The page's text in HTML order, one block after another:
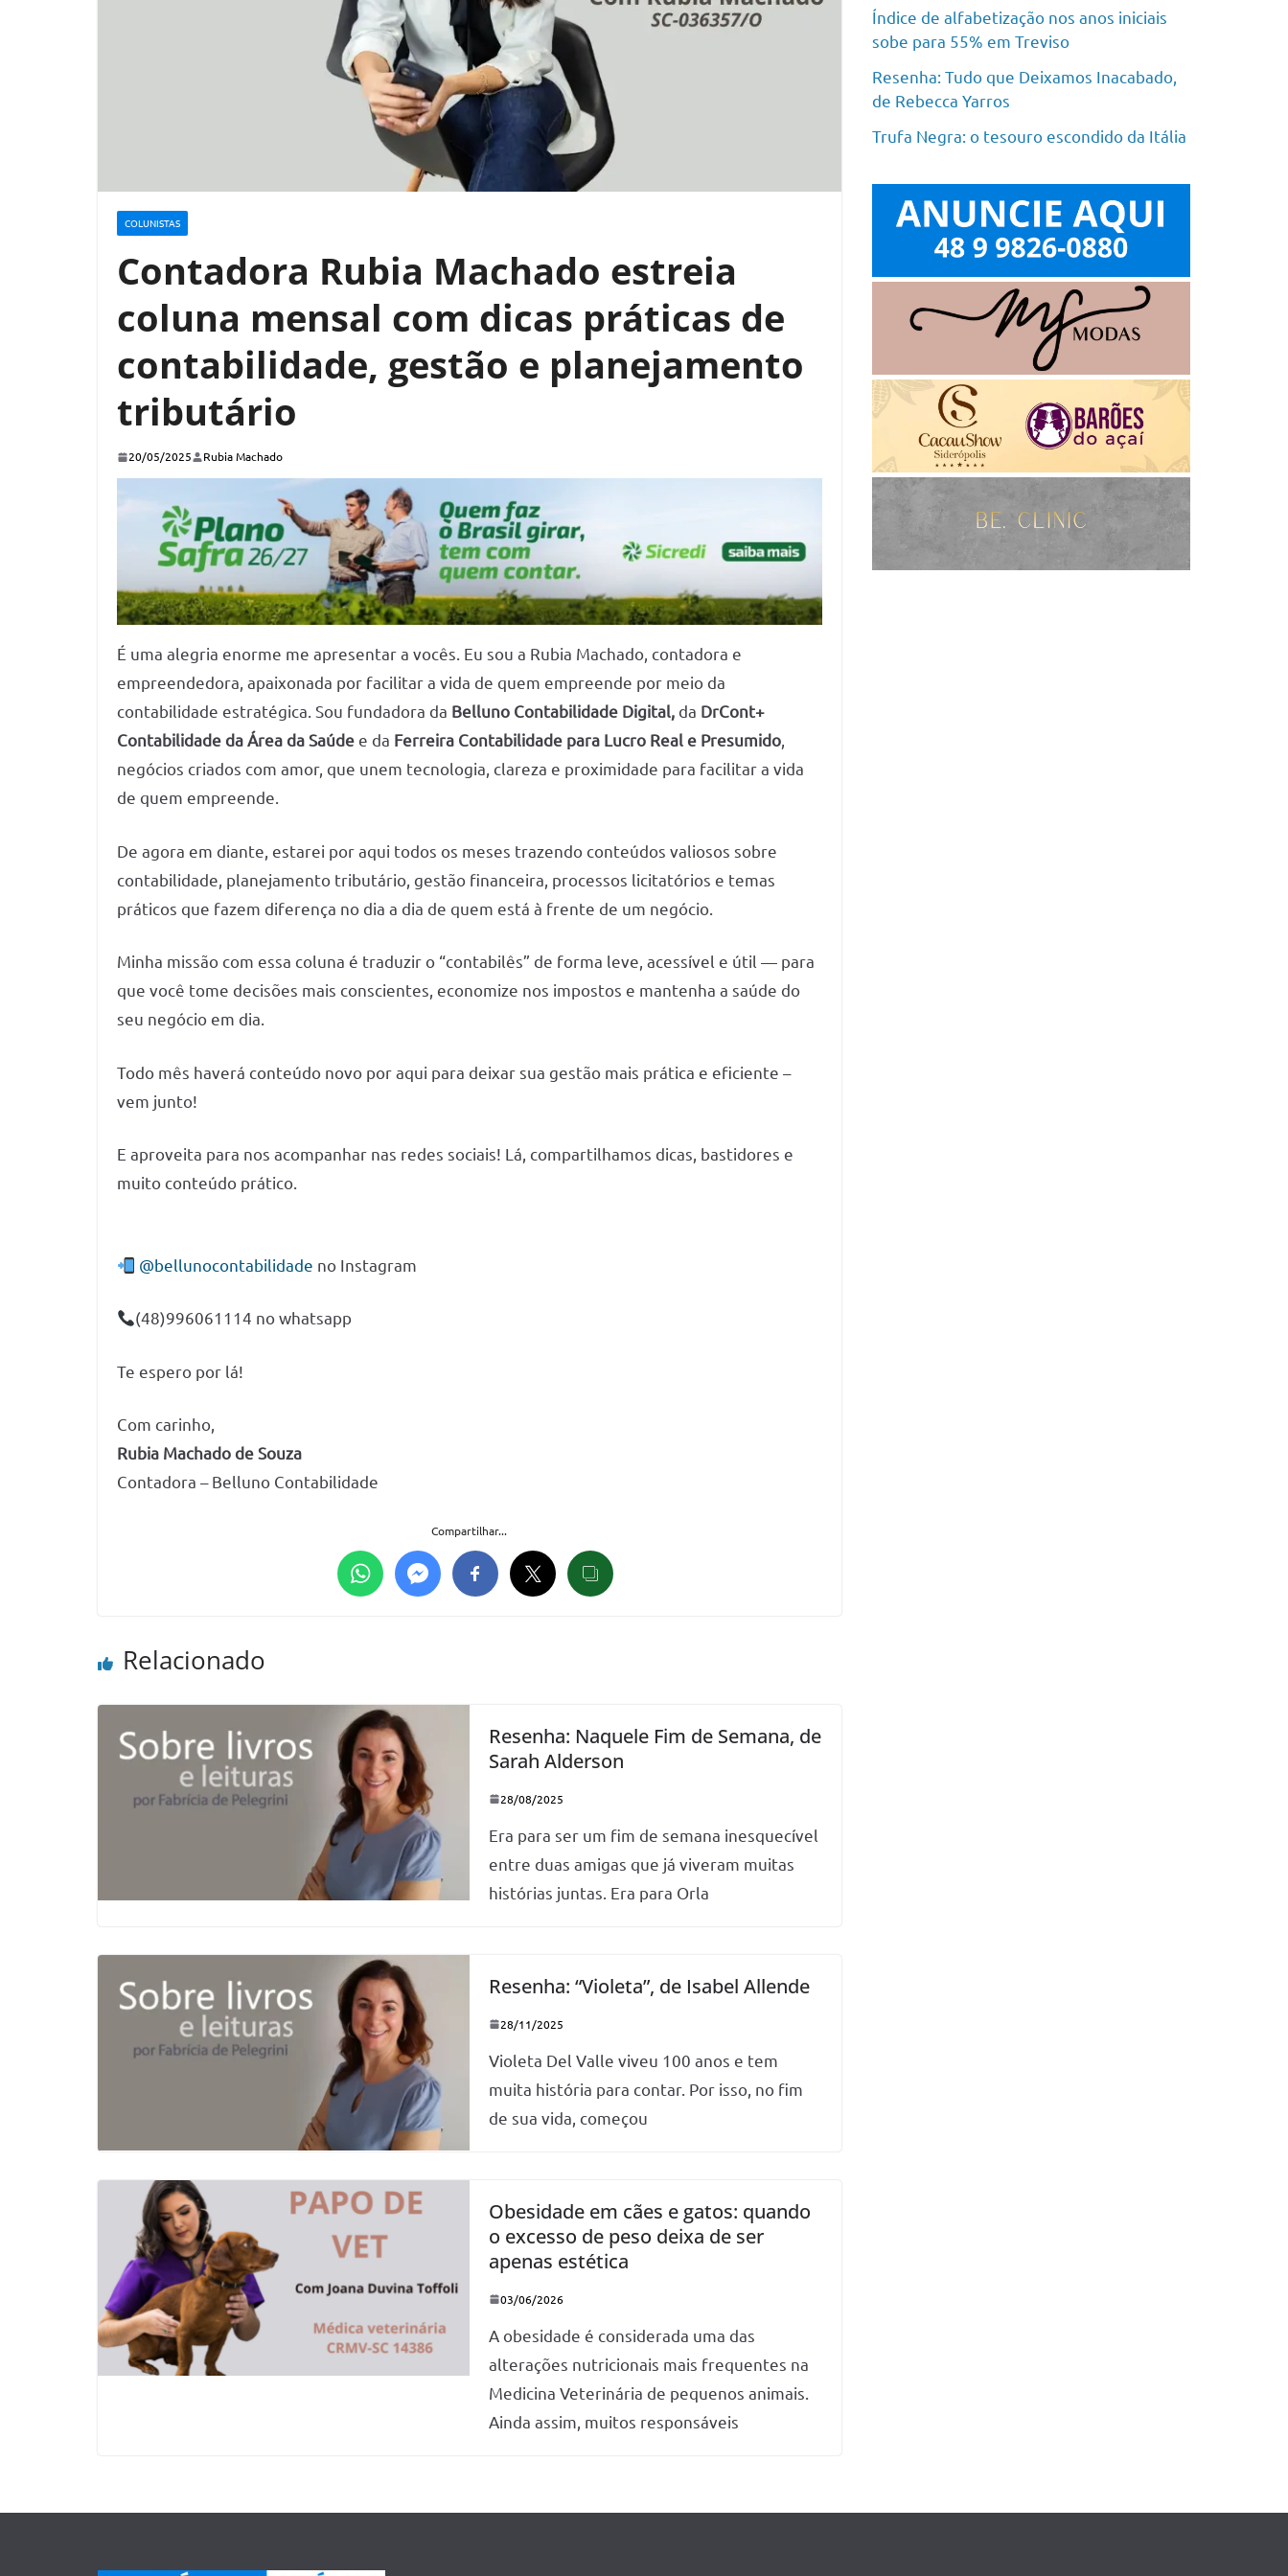
COLUNISTAS
Contadora Rubia Machado estreia
coluna mensal com dicas práticas de
contabilidade, gestão e planejamento
tributário
20/05/2025 Rubia Machado
É uma alegria enorme me apresentar a vocês. Eu sou a Rubia Machado, contadora e
empreendedora, apaixonada por facilitar a vida de quem empreende por meio da
contabilidade estratégica. Sou fundadora da Belluno Contabilidade Digital,da DrCont+
Contabilidade da Área da Saúdee da Ferreira Contabilidade para Lucro Real e Presumido,
negócios criados com amor, que unem tecnologia, clareza e proximidade para facilitar a vida
de quem empreende.
De agora em diante, estarei por aqui todos os meses trazendo conteúdos valiosos sobre
contabilidade, planejamento tributário, gestão financeira, processos licitatórios e temas
práticos que fazem diferença no dia a dia de quem está à frente de um negócio.
Minha missão com essa coluna é traduzir o “contabilês” de forma leve, acessível e útil — para
que você tome decisões mais conscientes, economize nos impostos e mantenha a saúde do
seu negócio em dia.
Todo mês haverá conteúdo novo por aqui para deixar sua gestão mais prática e eficiente –
vem junto!
E aproveita para nos acompanhar nas redes sociais! Lá, compartilhamos dicas, bastidores e
muito conteúdo prático.
@bellunocontabilidade no Instagram
(48)996061114 no whatsapp
Te espero por lá!
Com carinho,
Rubia Machado de Souza
Contadora – Belluno Contabilidade
Compartilhar...
Relacionado
Resenha: Naquele Fim de Semana, de
Sarah Alderson
28/08/2025
Era para ser um fim de semana inesquecível
entre duas amigas que já viveram muitas
histórias juntas. Era para Orla
Resenha: “Violeta”, de Isabel Allende
28/11/2025
Violeta Del Valle viveu 100 anos e tem
muita história para contar. Por isso, no fim
de sua vida, começou
Obesidade em cães e gatos: quando
o excesso de peso deixa de ser
apenas estética
03/06/2026
A obesidade é considerada uma das
alterações nutricionais mais frequentes na
Medicina Veterinária de pequenos animais.
Ainda assim, muitos responsáveis
Índice de alfabetização nos anos iniciais
sobe para 55% em Treviso
Resenha: Tudo que Deixamos Inacabado,
de Rebecca Yarros
Trufa Negra: o tesouro escondido da Itália